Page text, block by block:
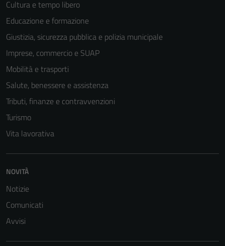
Cultura e tempo libero
Educazione e formazione
Giustizia, sicurezza pubblica e polizia municipale
Imprese, commercio e SUAP
Mobilità e trasporti
Salute, benessere e assistenza
Tributi, finanze e contravvenzioni
Turismo
Vita lavorativa
NOVITÀ
Notizie
Comunicati
Avvisi